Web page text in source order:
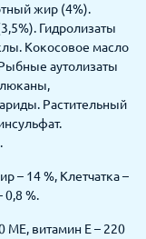
жир (4%).
Гидролизаты
Кокосовое масло
аутолизаты
Растительный
– 14 %, Клетчатка –
0,8 %.
МЕ, витамин Е – 220